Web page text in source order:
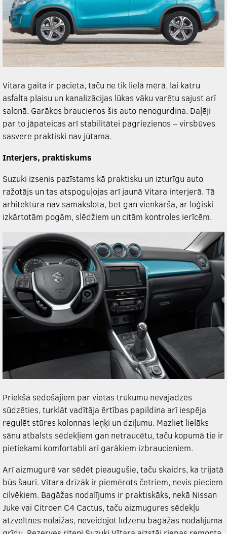
Vitara gaita ir pacieta, taču ne tik lielā mērā, lai katru
asfalta plaisu un kanalizācijas lūkas vāku varētu sajust arī
salonā. Garākos braucienos šis auto nenogurdina. Daļēji
par to jāpateicas arī stabilitātei pagriezienos – virsbūves
sasvere praktiski nav jūtama.
Interjers, praktiskums
Suzuki izsenis pazīstams kā praktisku un izturīgu auto
ražotājs un tas atspoguļojas arī jaunā Vitara interjerā. Tā
arhitektūra nav samākslota, bet gan vienkārša, ar loģiski
izkārtotām pogām, slēdžiem un citām kontroles ierīcēm.
Priekšā sēdošajiem par vietas trūkumu nevajadzēs
sūdzēties, turklāt vadītāja ērtības papildina arī iespēja
regulēt stūres kolonnas leņķi un dziļumu. Mazliet lielāks
sānu atbalsts sēdekļiem gan netraucētu, taču kopumā tie ir
pietiekami komfortabli arī garākiem izbraucieniem.
Arī aizmugurē var sēdēt pieaugušie, taču skaidrs, ka trijatā
būs šauri. Vitara drīzāk ir piemērots četriem, nevis pieciem
cilvēkiem. Bagāžas nodalījums ir praktiskāks, nekā Nissan
Juke vai Citroen C4 Cactus, taču aizmugures sēdekļu
atzveltnes nolaižas, neveidojot līdzenu bagāžas nodalījuma